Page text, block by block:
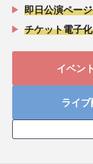
即日公演ペー
チケット電子
イベン
ライ